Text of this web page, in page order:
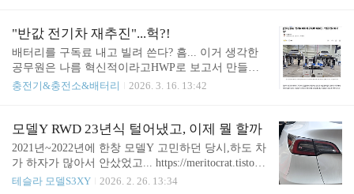
1,12층 사업자번호 : 117-81-64543 이메일 bobaedream
@bobaedream.co.kr 팩스 02-6499-2329 이용문의 02-7
84-2329 제휴광고 070-4272-0114m.bobaedream.co.kr
아실테고보험회사가 사기로 신고까지 할 정도니...htt
"반값 전기차 재추진"...헉?!
배터리를 구독료 내고 빌려 쓴다? 흠... 이거 생각한
공무원은 나름 혁신적이라고HWP로 보고서 만들면
서 자랑스러워 했겠지? https://n.news.naver.com/mnew
‘전기차 배터리 구독제’ 도입을 다시 추진하는 것으
로 16일 전해졌다. 전기차 가격에서 배터리 값이 40%
이상을 차지하는데 배터리를 구독료를 내고 사용할
수 있도록 하면 소비자들이n.news.naver.com 현 정권,
항상 내 생각보다 훨씬 더 어마어마한 자들이 많은
충전기&충전소&배터리 2026. 3. 16. 13:42
모델Y RWD 23년식 털어냈고, 이제 뭘 할까
2021년~2022년에 한창 모델Y 고민하던 당시,하도 차
가 하자가 많아서 안샀었고... https://meritocrat.tistory.
com/26 모델Y 사는 걸로 허락까지 받았다가 결국 구
테슬라 모델S3XY 2026. 2. 26. 13:34